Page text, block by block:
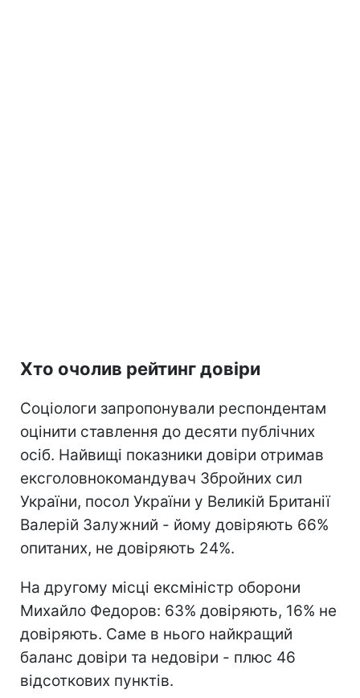
Хто очолив рейтинг довіри
Соціологи запропонували респондентам
оцінити ставлення до десяти публічних
осіб. Найвищі показники довіри отримав
ексголовнокомандувач Збройних сил
України, посол України у Великій Британії
Валерій Залужний - йому довіряють 66%
опитаних, не довіряють 24%.
На другому місці ексміністр оборони
Михайло Федоров: 63% довіряють, 16% не
довіряють. Саме в нього найкращий
баланс довіри та недовіри - плюс 46
відсоткових пунктів.